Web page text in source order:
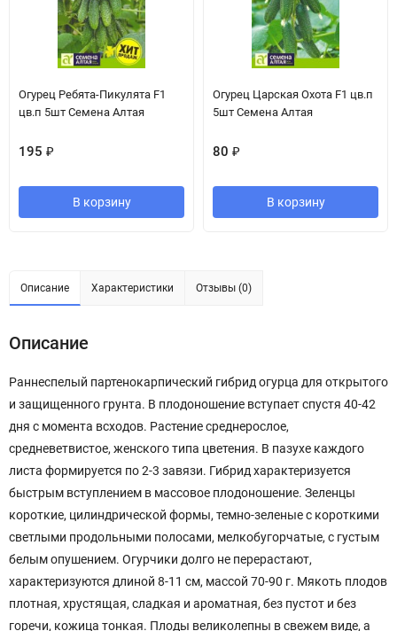
Огурец Ребята-Пикулята F1
цв.п 5шт Семена Алтая
195 ₽
В корзину
Огурец Царская Охота F1 цв.п
5шт Семена Алтая
80 ₽
В корзину
Описание Характеристики Отзывы (0)
Описание
Раннеспелый партенокарпический гибрид огурца для открытого
и защищенного грунта. В плодоношение вступает спустя 40-42
дня с момента всходов. Растение среднерослое,
средневетвистое, женского типа цветения. В пазухе каждого
листа формируется по 2-3 завязи. Гибрид характеризуется
быстрым вступлением в массовое плодоношение. Зеленцы
короткие, цилиндрической формы, темно-зеленые с короткими
светлыми продольными полосами, мелкобугорчатые, с густым
белым опушением. Огурчики долго не перерастают,
характеризуются длиной 8-11 см, массой 70-90 г. Мякоть плодов
плотная, хрустящая, сладкая и ароматная, без пустот и без
горечи, кожица тонкая. Плоды великолепны в свежем виде, а